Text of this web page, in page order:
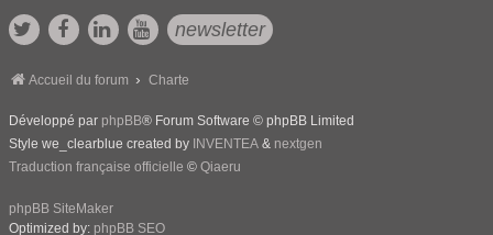
newsletter
Accueil du forum Charte
Développé par phpBB® Forum Software © phpBB Limited
Style we_clearblue created by INVENTEA & nextgen
Traduction française officielle © Qiaeru
phpBB SiteMaker
Optimized by: phpBB SEO